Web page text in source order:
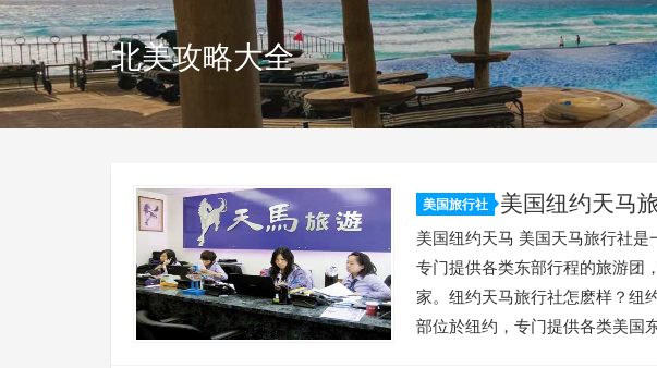
北美攻略大全
美国旅行社 美国纽约天马
美国纽约天马 美国天马旅行社是
专门提供各类东部行程的旅游团
家。纽约天马旅行社怎麽样？纽
部位於纽约，专门提供各类美国